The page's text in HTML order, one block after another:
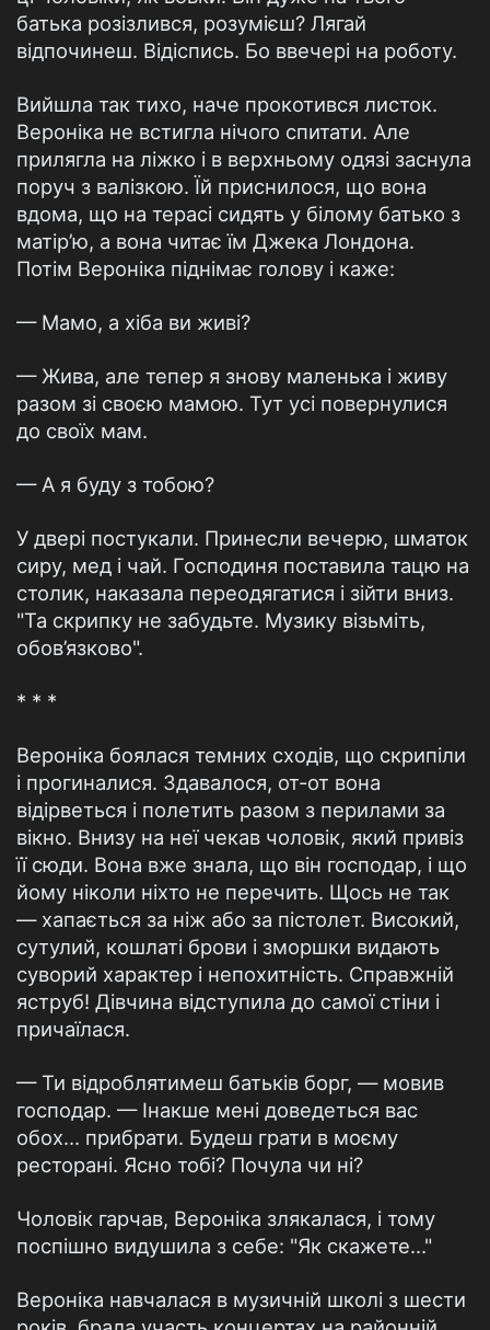
батька розізлився, розумієш? Лягай
відпочинеш. Відіспись. Бо ввечері на роботу.
Вийшла так тихо, наче прокотився листок.
Вероніка не встигла нічого спитати. Але
прилягла на ліжко і в верхньому одязі заснула
поруч з валізкою. Їй приснилося, що вона
вдома, що на терасі сидять у білому батько з
матір’ю, а вона читає їм Джека Лондона.
Потім Вероніка піднімає голову і каже:
— Мамо, а хіба ви живі?
— Жива, але тепер я знову маленька і живу
разом зі своєю мамою. Тут усі повернулися
до своїх мам.
— А я буду з тобою?
У двері постукали. Принесли вечерю, шматок
сиру, мед і чай. Господиня поставила тацю на
столик, наказала переодягатися і зійти вниз.
"Та скрипку не забудьте. Музику візьміть,
обов’язково".
* * *
Вероніка боялася темних сходів, що скрипіли
і прогиналися. Здавалося, от-от вона
відірветься і полетить разом з перилами за
вікно. Внизу на неї чекав чоловік, який привіз
її сюди. Вона вже знала, що він господар, і що
йому ніколи ніхто не перечить. Щось не так
— хапається за ніж або за пістолет. Високий,
сутулий, кошлаті брови і зморшки видають
суворий характер і непохитність. Справжній
яструб! Дівчина відступила до самої стіни і
причаїлася.
— Ти відроблятимеш батьків борг, — мовив
господар. — Інакше мені доведеться вас
обох… прибрати. Будеш грати в моєму
ресторані. Ясно тобі? Почула чи ні?
Чоловік гарчав, Вероніка злякалася, і тому
поспішно видушила з себе: "Як скажете…"
Вероніка навчалася в музичній школі з шести